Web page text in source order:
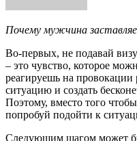
Почему мужчина
Во-первых, не подавай
– это чувство, которое
реагируешь на провокации
ситуацию и создать
Поэтому, вместо того
попробуй подойти к
Следующим шагом может